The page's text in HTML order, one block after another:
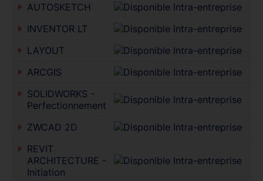
AUTOSKETCH
INVENTOR LT
LAYOUT
ARCGIS
SOLIDWORKS -
Perfectionnement
ZWCAD 2D
REVIT
ARCHITECTURE -
Initiation